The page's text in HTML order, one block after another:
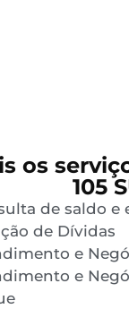
os
105
de saldo e
de Dívidas
e
e